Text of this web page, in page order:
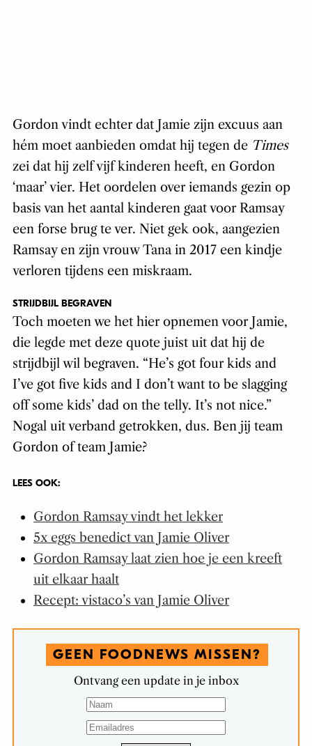
Gordon vindt echter dat Jamie zijn excuus aan
hém moet aanbieden omdat hij tegen de Times
zei dat hij zelf vijf kinderen heeft, en Gordon
‘maar’ vier. Het oordelen over iemands gezin op
basis van het aantal kinderen gaat voor Ramsay
een forse brug te ver. Niet gek ook, aangezien
Ramsay en zijn vrouw Tana in 2017 een kindje
verloren tijdens een miskraam.
STRIJDBIJL BEGRAVEN
Toch moeten we het hier opnemen voor Jamie,
die legde met deze quote juist uit dat hij de
strijdbijl wil begraven. “He’s got four kids and
I’ve got five kids and I don’t want to be slagging
off some kids’ dad on the telly. It’s not nice.”
Nogal uit verband getrokken, dus. Ben jij team
Gordon of team Jamie?
LEES OOK:
Gordon Ramsay vindt het lekker
5x eggs benedict van Jamie Oliver
Gordon Ramsay laat zien hoe je een kreeft
uit elkaar haalt
Recept: vistaco’s van Jamie Oliver
GEEN FOODNEWS MISSEN?
Ontvang een update in je inbox